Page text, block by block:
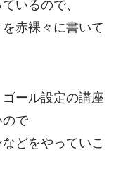
いるので、
赤裸々に書いて
ール設定の講座
ので
どをやっていこ